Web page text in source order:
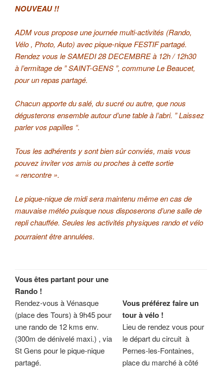
NOUVEAU !!
ADM vous propose une journée multi-activités (Rando,
Vélo , Photo, Auto) avec pique-nique FESTIF partagé.
Rendez vous le SAMEDI 28 DECEMBRE à 12h / 12h30
à l’ermitage de ” SAINT-GENS ”, commune Le Beaucet,
pour un repas partagé.
Chacun apporte du salé, du sucré ou autre, que nous
dégusterons ensemble autour d’une table à l’abri. ” Laissez
parler vos papilles “.
Tous les adhérents y sont bien sûr conviés, mais vous
pouvez inviter vos amis ou proches à cette sortie
« rencontre ».
Le pique-nique de midi sera maintenu même en cas de
mauvaise météo puisque nous disposerons d’une salle de
repli chauffée. Seules les activités physiques rando et vélo
pourraient être annulées.
Vous êtes partant pour une
Rando !
Rendez-vous à Vénasque
(place des Tours) à 9h45 pour
une rando de 12 kms env.
(300m de dénivelé maxi.) , via
St Gens pour le pique-nique
partagé.
Vous préférez faire un
tour à vélo !
Lieu de rendez vous pour
le départ du circuit à
Pernes-les-Fontaines,
place du marché à côté